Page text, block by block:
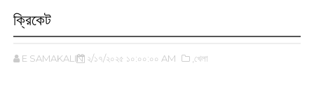
ক্রিকেট
E SAMAKALIN ২/১৭/২০২৫ ১০:০০:০০ AM ,খেলা